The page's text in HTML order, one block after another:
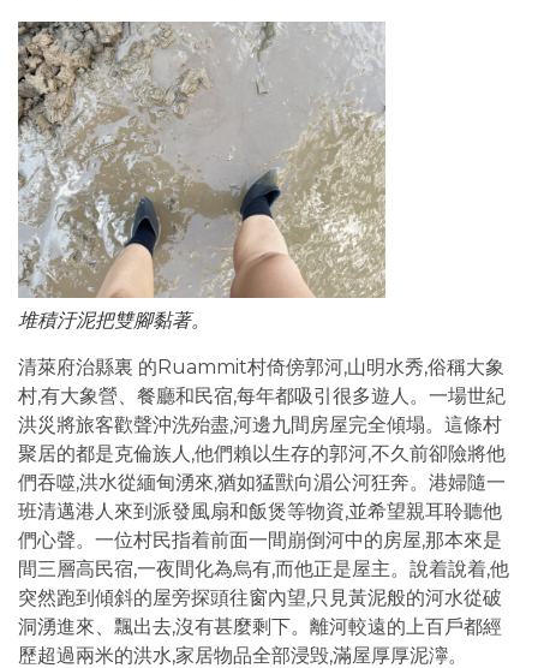
堆積汙泥把雙腳黏著。
清萊府治縣裏 的Ruammit村倚傍郭河,山明水秀,俗稱大象
村,有大象營、餐廳和民宿,每年都吸引很多遊人。一場世紀
洪災將旅客歡聲沖洗殆盡,河邊九間房屋完全傾塌。這條村
聚居的都是克倫族人,他們賴以生存的郭河,不久前卻險將他
們吞噬,洪水從緬甸湧來,猶如猛獸向湄公河狂奔。港婦隨一
班清邁港人來到派發風扇和飯煲等物資,並希望親耳聆聽他
們心聲。一位村民指着前面一間崩倒河中的房屋,那本來是
間三層高民宿,一夜間化為烏有,而他正是屋主。說着說着,他
突然跑到傾斜的屋旁探頭往窗內望,只見黃泥般的河水從破
洞湧進來、飄出去,沒有甚麼剩下。離河較遠的上百戶都經
歷超過兩米的洪水,家居物品全部浸毁,滿屋厚厚泥濘。